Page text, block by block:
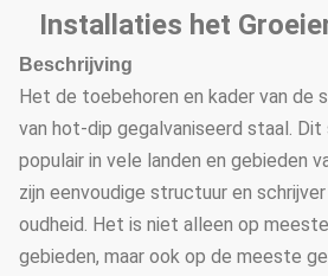
Installaties het
Beschrijving
Het de toebehoren en kader van de
van hot-dip gegalvaniseerd staal.
populair in vele landen en gebieden
zijn eenvoudige structuur en
oudheid. Het is niet alleen op
gebieden, maar ook op de meeste